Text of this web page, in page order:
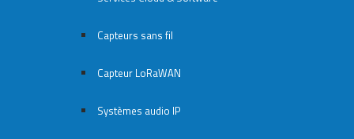
Capteurs sans fil
Capteur LoRaWAN
Systèmes audio IP